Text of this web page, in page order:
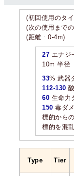
(初回使用のタ
(次の使用まで
(距離 : 0-4m)
27 エナジ
10m 半径
33% 武器
112-130
60 生命力
150 毒ダ
標的から
標的を混
Type Tier